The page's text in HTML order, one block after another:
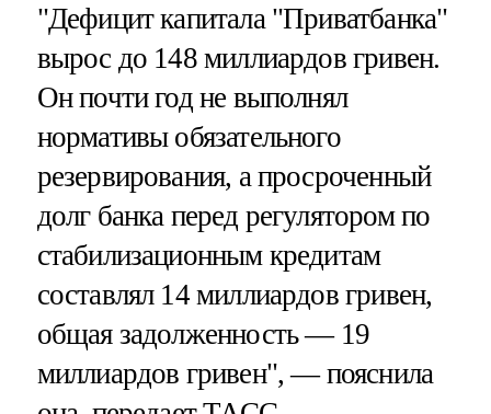
"Дефицит капитала "Приватбанка"
вырос до 148 миллиардов гривен.
Он почти год не выполнял
нормативы обязательного
резервирования, а просроченный
долг банка перед регулятором по
стабилизационным кредитам
составлял 14 миллиардов гривен,
общая задолженность — 19
миллиардов гривен", — пояснила